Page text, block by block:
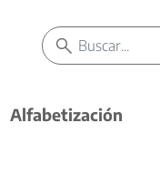
Alfabetización